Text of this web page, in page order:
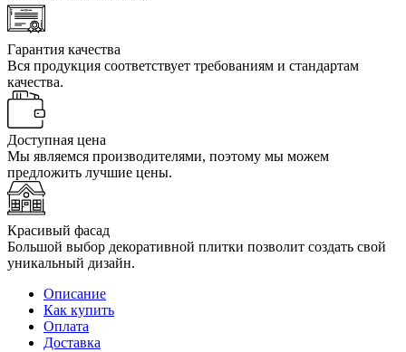
Гарантия качества
Вся продукция соответствует требованиям и стандартам
качества.
Доступная цена
Мы являемся производителями, поэтому мы можем
предложить лучшие цены.
Красивый фасад
Большой выбор декоративной плитки позволит создать свой
уникальный дизайн.
Описание
Как купить
Оплата
Доставка